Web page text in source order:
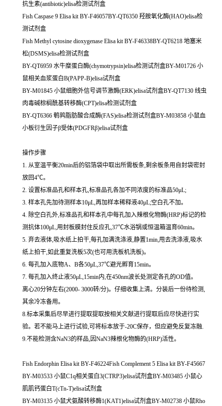
抗生素(antibiotic)elisa检测试剂盒
Fish Caspase 9 Elisa kit BY-F46057BY-QT6350 羟胺氧化酶(HAO)elisa检
测试剂盒
Fish Methyl cytosine dioxygenase Elisa kit BY-F46338BY-QT6218 地塞米
松(DSMS)elisa检测试剂盒
BY-QT6959 水牛糜蛋白酶(chymotrypsin)elisa检测试剂盒BY-M01726 小
鼠相关血浆蛋白B(PAPP-B)elisa试剂盒
BY-M01845 小鼠细胞外信号调节激酶(ERK)elisa试剂盒BY-QT7130 线虫
肉毒碱棕榈酰基转移酶(CPT)elisa检测试剂盒
BY-QT6366 鹌鹑脂肪酸合成酶(FAS)elisa检测试剂盒BY-M03858 小鼠血
小板衍生因子β受体(PDGFRβ)elisa试剂盒
操作步骤
1. 从室温平衡20min后的铝箔袋中取出所需板条,剩余板条用自封袋密封
放回4℃。
2. 设置标准品孔和样本孔,标准品孔各加不同浓度的标准品50μL;
3. 样本孔先加待测样本10μL,再加样本稀释液40μL;空白孔不加。
4. 除空白孔外,标准品孔和样本孔中每孔加入辣根化物酶(HRP)标记的检
测抗体100μL,用封板膜封住反应孔,37℃水浴锅或恒温箱温育60min。
5. 弃去液体,吸水纸上拍干,每孔加满洗涤液,静置1min,甩去洗涤液,吸水
纸上拍干,如此重复洗板5次(也可用洗板机洗板)。
6. 每孔加入底物A、B各50μL,37℃避光孵育15min。
7. 每孔加入终止液50μL,15min内,在450nm波长处测定各孔的OD值。
离心20分钟左右(2000- 3000转/分)。仔细收集上清。分装后一份待检测,
其余冷冻备用。
8.标本采集后尽早进行提取提取按相关文献进行提取后应尽快进行实
验。若不能马上进行试验,可将标本放于-20C保存，但应避免反复冻融.
9.不能检测含NaN3的样品,因NaN3辣根化物酶的(HRP)活性。
Fish Endorphin Elisa kit BY-F46224Fish Complement 5 Elisa kit BY-F45667
BY-M03533 小鼠C1q相关蛋白3(CTRP3)elisa试剂盒BY-M03485 小鼠心
肌肌钙蛋白T(cTn-T)elisa试剂盒
BY-M03135 小鼠犬氨酸转移酶1(KAT1)elisa试剂盒BY-M02738 小鼠Rho